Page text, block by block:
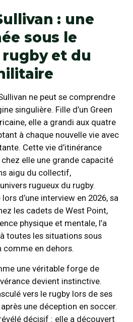
: une
sous le
et du
ne peut se comprendre
singulière. Fille d’un Green
elle a grandi aux quatre
à chaque nouvelle vie avec
Cette vie d’itinérance
elle une grande capacité
aigu du collectif,
rugueux du rugby.
d’une interview en 2026, sa
les cadets de West Point,
physique et mentale, l’a
toutes les situations sous
comme en dehors.
une véritable forge de
devient instinctive.
vers le rugby lors de ses
une déception en soccer.
décisif : elle a découvert